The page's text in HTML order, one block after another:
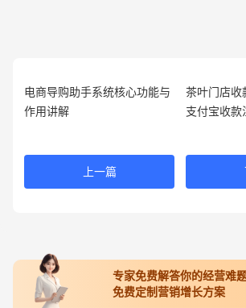
电商导购助手系统核心功能与
作用讲解
上一篇
茶叶门店收
支付宝收款
专家免费解答你的经营难
免费定制营销增长方案